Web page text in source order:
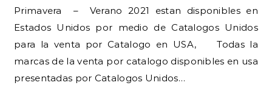
Primavera – Verano 2021 estan disponibles en
Estados Unidos por medio de Catalogos Unidos
para la venta por Catalogo en USA, Todas la
marcas de la venta por catalogo disponibles en usa
presentadas por Catalogos Unidos…